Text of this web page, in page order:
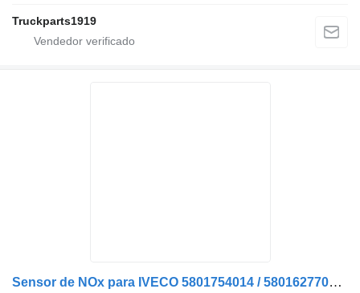
Truckparts1919
Sensor de NOx para IVECO 5801754014 / 5801627703 camión